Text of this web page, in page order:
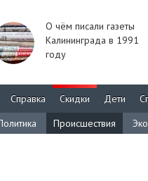
О чём писали газеты
Калининграда в 1991
году
Справка Скидки Дети
Происшествия